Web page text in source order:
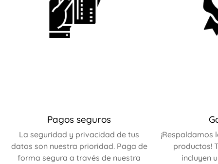
Pagos seguros
La seguridad y privacidad de tus
datos son nuestra prioridad. Paga de
forma segura a través de nuestra
¡Respaldamos
productos!
incluyen